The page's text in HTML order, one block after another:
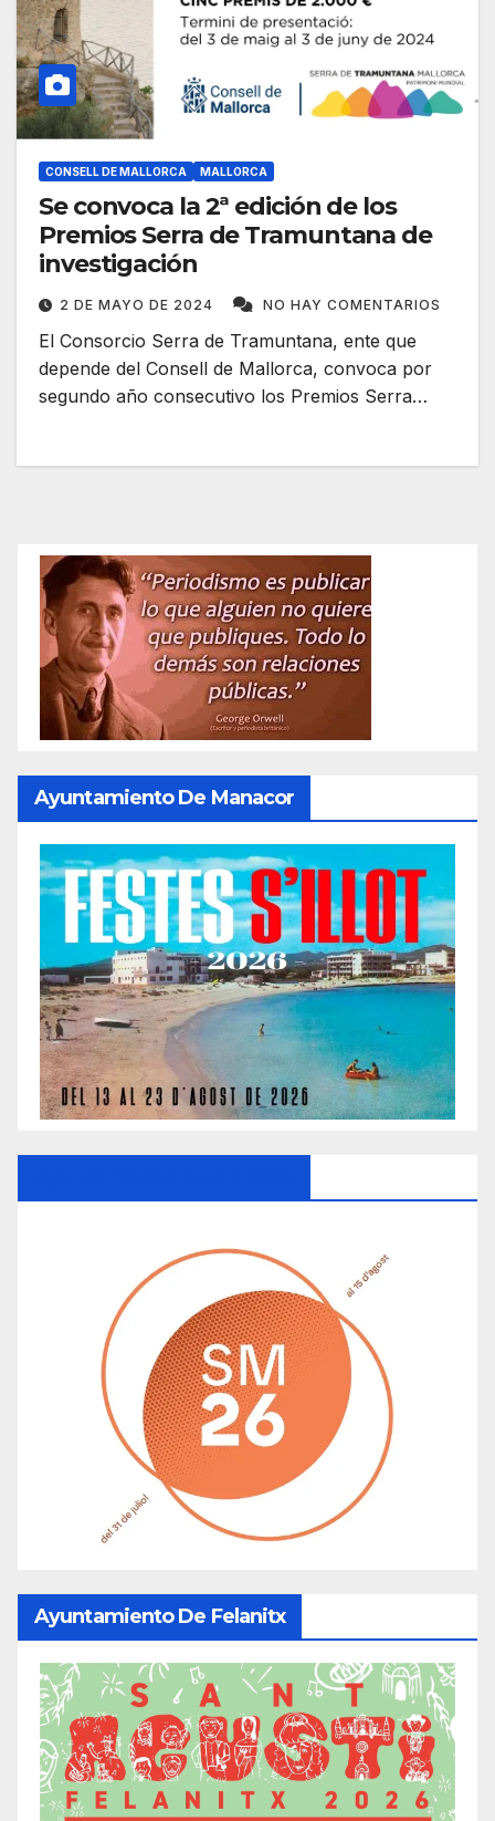
CONSELL DE MALLORCA MALLORCA
Se convoca la 2ª edición de los
Premios Serra de Tramuntana de
investigación
2 DE MAYO DE 2024 NO HAY COMENTARIOS
El Consorcio Serra de Tramuntana, ente que
depende del Consell de Mallorca, convoca por
segundo año consecutivo los Premios Serra…
Ayuntamiento De Manacor
Ayuntamiento De Felanitx